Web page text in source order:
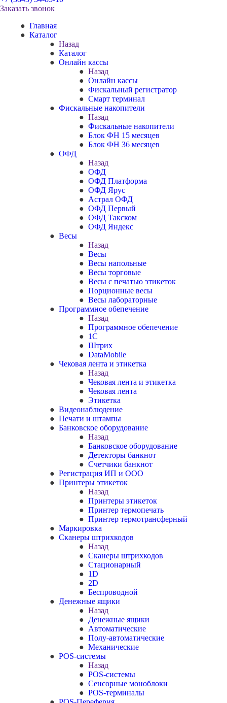
Заказать звонок
Главная
Каталог
Назад
Каталог
Онлайн кассы
Назад
Онлайн кассы
Фискальный регистратор
Смарт терминал
Фискальные накопители
Назад
Фискальные накопители
Блок ФН 15 месяцев
Блок ФН 36 месяцев
ОФД
Назад
ОФД
ОФД Платформа
ОФД Ярус
Астрал ОФД
ОФД Первый
ОФД Такском
ОФД Яндекс
Весы
Назад
Весы
Весы напольные
Весы торговые
Весы с печатью этикеток
Порционные весы
Весы лабораторные
Программное обепечение
Назад
Программное обепечение
1С
Штрих
DataMobile
Чековая лента и этикетка
Назад
Чековая лента и этикетка
Чековая лента
Этикетка
Видеонаблюдение
Печати и штампы
Банковское оборудование
Назад
Банковское оборудование
Детекторы банкнот
Счетчики банкнот
Регистрация ИП и ООО
Принтеры этикеток
Назад
Принтеры этикеток
Принтер термопечать
Принтер термотрансферный
Маркировка
Сканеры штрихкодов
Назад
Сканеры штрихкодов
Стационарный
1D
2D
Беспроводной
Денежные ящики
Назад
Денежные ящики
Автоматические
Полу-автоматические
Механические
POS-системы
Назад
POS-системы
Сенсорные моноблоки
POS-терминалы